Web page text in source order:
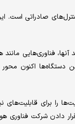
صادراتی است.
آنها، فناوری‌هایی
اکنون محور
را برای قابلیت‌های
دادن شرکت فناوری